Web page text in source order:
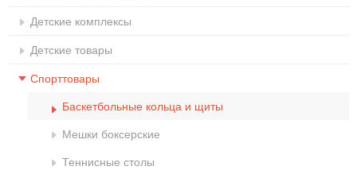
Детские комплексы
Детские товары
Спорттовары
Баскетбольные кольца и щиты
Мешки боксерские
Теннисные столы